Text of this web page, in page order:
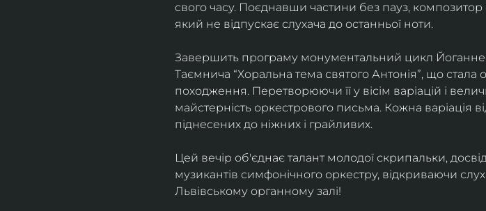
свого часу. Поєднавши частини без пауз,
який не відпускає слухача до останньої ноти.
Завершить програму монументальний цикл
Таємнича “Хоральна тема святого Антонія”, що стала
походження. Перетворюючи її у вісім варіацій і
майстерність оркестрового письма. Кожна варіація
піднесених до ніжних і грайливих.
Цей вечір об'єднає талант молодої скрипальки,
музикантів симфонічного оркестру, відкриваючи
Львівському органному залі!